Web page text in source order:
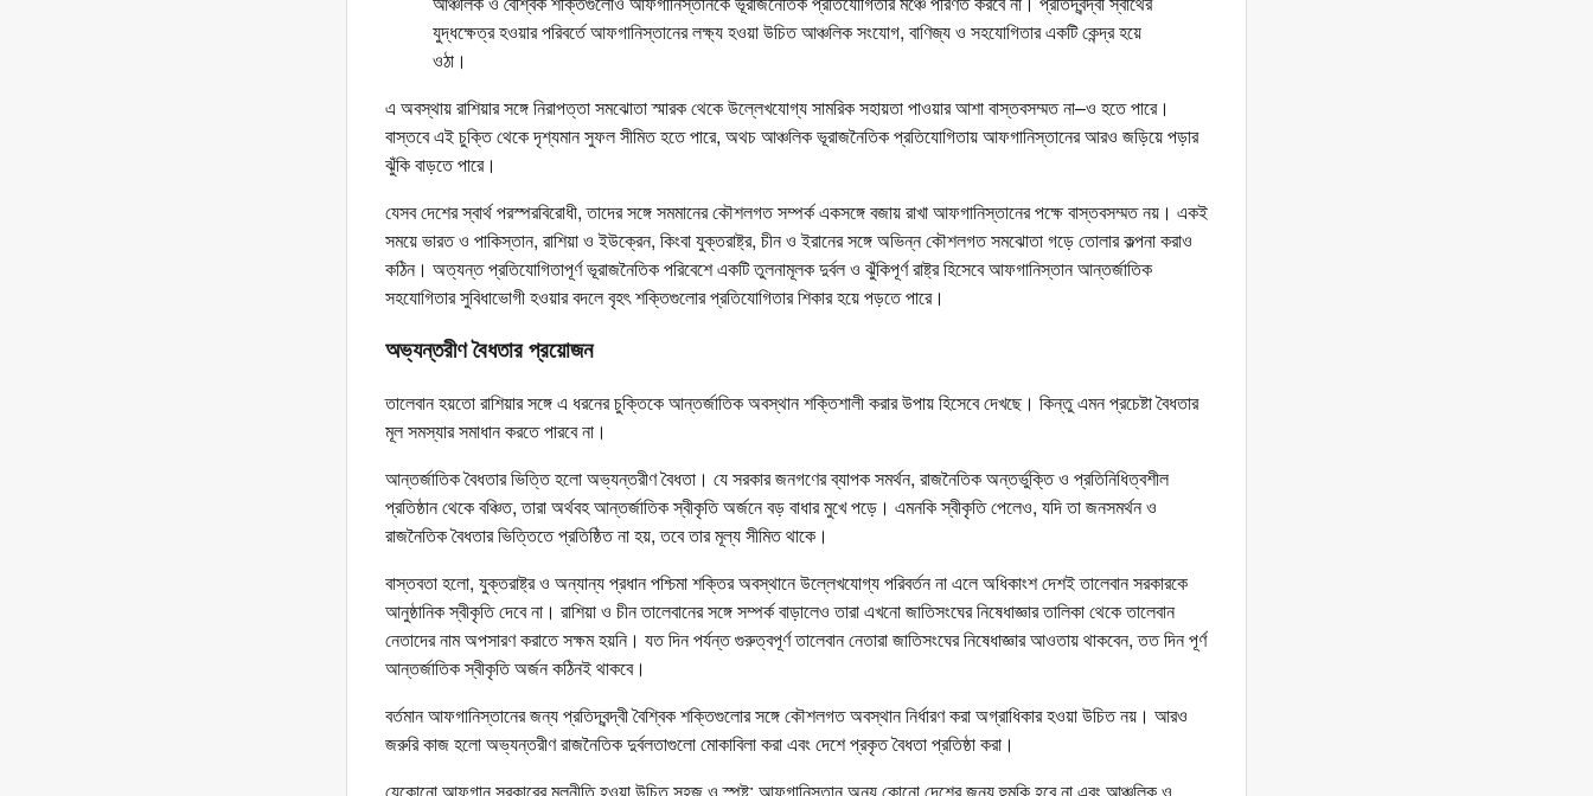
যুদ্ধক্ষেত্র হওয়ার পরিবর্তে আফগানিস্তানের লক্ষ্য হওয়া উচিত আঞ্চলিক সংযোগ, বাণিজ্য ও সহযোগিতার একটি কেন্দ্র হয়ে
ওঠা।
এ অবস্থায় রাশিয়ার সঙ্গে নিরাপত্তা সমঝোতা স্মারক থেকে উল্লেখযোগ্য সামরিক সহায়তা পাওয়ার আশা বাস্তবসম্মত না–ও হতে পারে।
বাস্তবে এই চুক্তি থেকে দৃশ্যমান সুফল সীমিত হতে পারে, অথচ আঞ্চলিক ভূরাজনৈতিক প্রতিযোগিতায় আফগানিস্তানের আরও জড়িয়ে পড়ার
ঝুঁকি বাড়তে পারে।
যেসব দেশের স্বার্থ পরস্পরবিরোধী, তাদের সঙ্গে সমমানের কৌশলগত সম্পর্ক একসঙ্গে বজায় রাখা আফগানিস্তানের পক্ষে বাস্তবসম্মত নয়। একই
সময়ে ভারত ও পাকিস্তান, রাশিয়া ও ইউক্রেন, কিংবা যুক্তরাষ্ট্র, চীন ও ইরানের সঙ্গে অভিন্ন কৌশলগত সমঝোতা গড়ে তোলার কল্পনা করাও
কঠিন। অত্যন্ত প্রতিযোগিতাপূর্ণ ভূরাজনৈতিক পরিবেশে একটি তুলনামূলক দুর্বল ও ঝুঁকিপূর্ণ রাষ্ট্র হিসেবে আফগানিস্তান আন্তর্জাতিক
সহযোগিতার সুবিধাভোগী হওয়ার বদলে বৃহৎ শক্তিগুলোর প্রতিযোগিতার শিকার হয়ে পড়তে পারে।
অভ্যন্তরীণ বৈধতার প্রয়োজন
তালেবান হয়তো রাশিয়ার সঙ্গে এ ধরনের চুক্তিকে আন্তর্জাতিক অবস্থান শক্তিশালী করার উপায় হিসেবে দেখছে। কিন্তু এমন প্রচেষ্টা বৈধতার
মূল সমস্যার সমাধান করতে পারবে না।
আন্তর্জাতিক বৈধতার ভিত্তি হলো অভ্যন্তরীণ বৈধতা। যে সরকার জনগণের ব্যাপক সমর্থন, রাজনৈতিক অন্তর্ভুক্তি ও প্রতিনিধিত্বশীল
প্রতিষ্ঠান থেকে বঞ্চিত, তারা অর্থবহ আন্তর্জাতিক স্বীকৃতি অর্জনে বড় বাধার মুখে পড়ে। এমনকি স্বীকৃতি পেলেও, যদি তা জনসমর্থন ও
রাজনৈতিক বৈধতার ভিত্তিতে প্রতিষ্ঠিত না হয়, তবে তার মূল্য সীমিত থাকে।
বাস্তবতা হলো, যুক্তরাষ্ট্র ও অন্যান্য প্রধান পশ্চিমা শক্তির অবস্থানে উল্লেখযোগ্য পরিবর্তন না এলে অধিকাংশ দেশই তালেবান সরকারকে
আনুষ্ঠানিক স্বীকৃতি দেবে না। রাশিয়া ও চীন তালেবানের সঙ্গে সম্পর্ক বাড়ালেও তারা এখনো জাতিসংঘের নিষেধাজ্ঞার তালিকা থেকে তালেবান
নেতাদের নাম অপসারণ করাতে সক্ষম হয়নি। যত দিন পর্যন্ত গুরুত্বপূর্ণ তালেবান নেতারা জাতিসংঘের নিষেধাজ্ঞার আওতায় থাকবেন, তত দিন পূর্ণ
আন্তর্জাতিক স্বীকৃতি অর্জন কঠিনই থাকবে।
বর্তমান আফগানিস্তানের জন্য প্রতিদ্বন্দ্বী বৈশ্বিক শক্তিগুলোর সঙ্গে কৌশলগত অবস্থান নির্ধারণ করা অগ্রাধিকার হওয়া উচিত নয়। আরও
জরুরি কাজ হলো অভ্যন্তরীণ রাজনৈতিক দুর্বলতাগুলো মোকাবিলা করা এবং দেশে প্রকৃত বৈধতা প্রতিষ্ঠা করা।